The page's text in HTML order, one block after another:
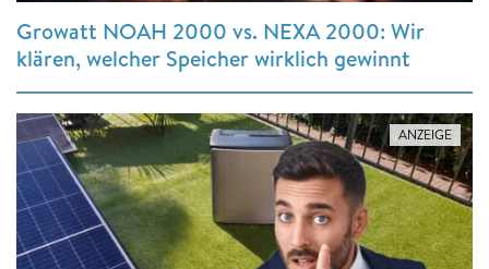
Growatt NOAH 2000 vs. NEXA 2000: Wir
klären, welcher Speicher wirklich gewinnt
ANZEIGE